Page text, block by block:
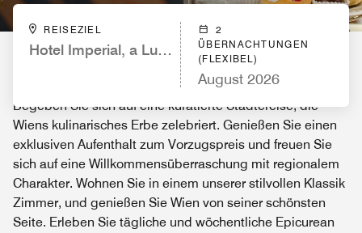
REISEZIEL
Hotel Imperial, a Luxury Collection Hotel, Vienna
2
ÜBERNACHTUNGEN
(FLEXIBEL)
August 2026
Begeben Sie sich auf eine kuratierte Städtereise, die
Wiens kulinarisches Erbe zelebriert. Genießen Sie einen
exklusiven Aufenthalt zum Vorzugspreis und freuen Sie
sich auf eine Willkommensüberraschung mit regionalem
Charakter. Wohnen Sie in einem unserer stilvollen Klassik
Zimmer, und genießen Sie Wien von seiner schönsten
Seite. Erleben Sie tägliche und wöchentliche Epicurean